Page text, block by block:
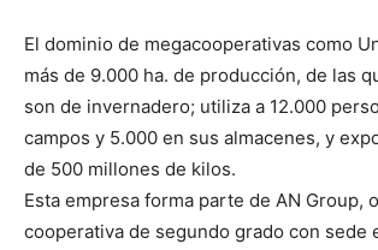
El dominio de megacooperativas como
más de 9.000 ha. de producción, de las
son de invernadero; utiliza a 12.000
campos y 5.000 en sus almacenes, y
de 500 millones de kilos.
Esta empresa forma parte de AN Group,
cooperativa de segundo grado con sede